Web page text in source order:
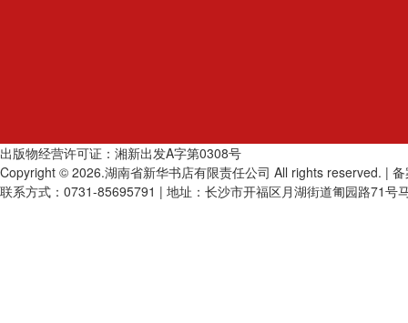
出版物经营许可证： 湘新出发A字第0308号
Copyright © 2026.湖南省新华书店有限责任公司 All rights reserved. |
联系方式：0731-85695791 | 地址：长沙市开福区月湖街道匍园路71号